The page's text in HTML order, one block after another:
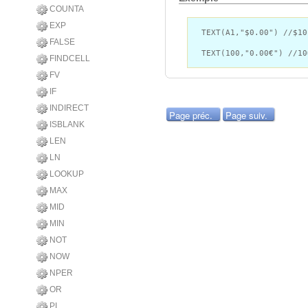
COUNTA
EXP
FALSE
FINDCELL
FV
IF
INDIRECT
ISBLANK
LEN
LN
LOOKUP
MAX
MID
MIN
NOT
NOW
NPER
OR
PI
TEXT(A1,"$0.00") //
TEXT(100,"0.00€") //
Page préc. Page suiv.